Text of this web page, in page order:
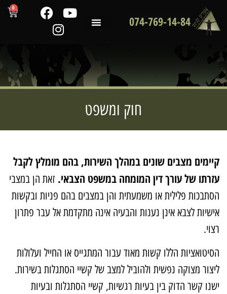
074-769-14-84
חוק ומשפט
מצבים שונים במהלך השירות, בהם מומלץ לקבל
של עורך דין המומחה במשפט הצבאי.זאת הן במצבי
פלילית או משמעתית והן במצבים בהם פניות ובקשות
לצבא אינן נענות והבעיה אינה מתקדמת אל עבר פתרון
הללו קשות מאוד עבור המתגייס או החייל ועלולות
מצוקה נפשית ולהוביל למצב של קשיי הסתגלות בשירות.
קשר הדוק בין בעיות רגשיות, קשיי הסתגלות ובעיות